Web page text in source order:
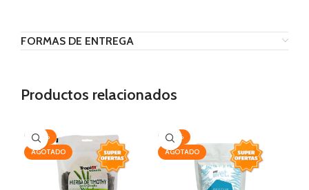
FORMAS DE ENTREGA
Productos relacionados
-20%
AGOTADO
-20%
AGOTADO